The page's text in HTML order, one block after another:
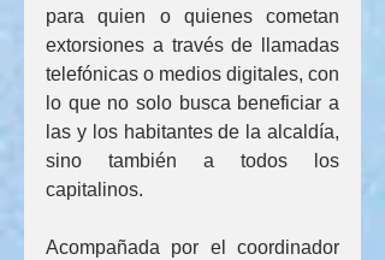
para quien o quienes cometan
extorsiones a través de llamadas
telefónicas o medios digitales, con
lo que no solo busca beneficiar a
las y los habitantes de la alcaldía,
sino también a todos los
capitalinos.
Acompañada por el coordinador